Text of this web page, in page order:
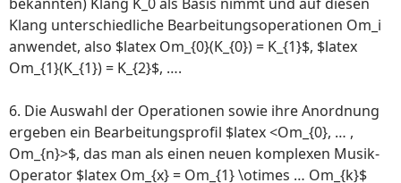
Klang unterschiedliche Bearbeitungsoperationen Om_i
anwendet, also $latex Om_{0}(K_{0}) = K_{1}$, $latex
Om_{1}(K_{1}) = K_{2}$, ….
6. Die Auswahl der Operationen sowie ihre Anordnung
ergeben ein Bearbeitungsprofil $latex <Om_{0}, … ,
Om_{n}>$, das man als einen neuen komplexen Musik-
Operator $latex Om_{x} = Om_{1} \otimes … Om_{k}$